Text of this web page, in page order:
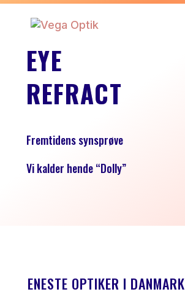
EYE
REFRACT
Fremtidens synsprøve
Vi kalder hende “Dolly”
ENESTE OPTIKER I DANMARK